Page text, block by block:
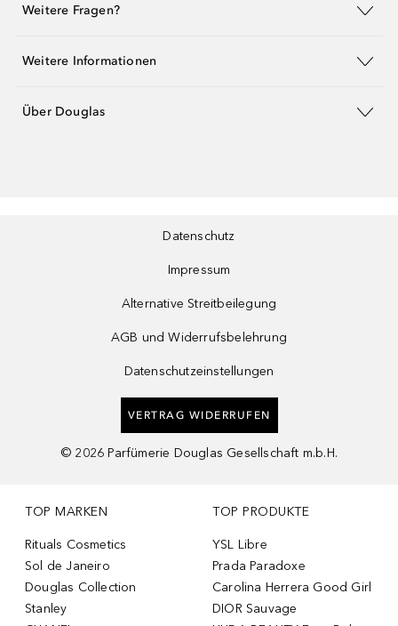
Weitere Fragen?
Weitere Informationen
Über Douglas
Datenschutz
Impressum
Alternative Streitbeilegung
AGB und Widerrufsbelehrung
Datenschutzeinstellungen
VERTRAG WIDERRUFEN
© 2026 Parfümerie Douglas Gesellschaft m.b.H.
TOP MARKEN
Rituals Cosmetics
Sol de Janeiro
Douglas Collection
Stanley
TOP PRODUKTE
YSL Libre
Prada Paradoxe
Carolina Herrera Good Girl
DIOR Sauvage